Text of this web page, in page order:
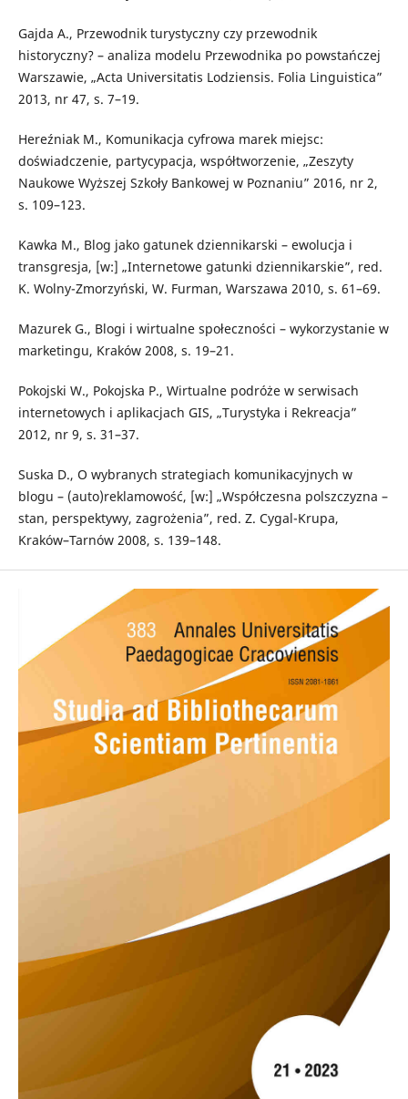
Gajda A., Przewodnik turystyczny czy przewodnik
historyczny? – analiza modelu Przewodnika po powstańczej
Warszawie, „Acta Universitatis Lodziensis. Folia Linguistica”
2013, nr 47, s. 7–19.
Hereźniak M., Komunikacja cyfrowa marek miejsc:
doświadczenie, partycypacja, współtworzenie, „Zeszyty
Naukowe Wyższej Szkoły Bankowej w Poznaniu” 2016, nr 2,
s. 109–123.
Kawka M., Blog jako gatunek dziennikarski – ewolucja i
transgresja, [w:] „Internetowe gatunki dziennikarskie”, red.
K. Wolny-Zmorzyński, W. Furman, Warszawa 2010, s. 61–69.
Mazurek G., Blogi i wirtualne społeczności – wykorzystanie w
marketingu, Kraków 2008, s. 19–21.
Pokojski W., Pokojska P., Wirtualne podróże w serwisach
internetowych i aplikacjach GIS, „Turystyka i Rekreacja”
2012, nr 9, s. 31–37.
Suska D., O wybranych strategiach komunikacyjnych w
blogu – (auto)reklamowość, [w:] „Współczesna polszczyzna –
stan, perspektywy, zagrożenia”, red. Z. Cygal-Krupa,
Kraków–Tarnów 2008, s. 139–148.